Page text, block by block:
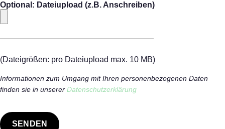
Optional: Dateiupload (z.B. Anschreiben)
(Dateigrößen: pro Dateiupload max. 10 MB)
Informationen zum Umgang mit Ihren personenbezogenen Daten
finden sie in unserer Datenschutzerklärung